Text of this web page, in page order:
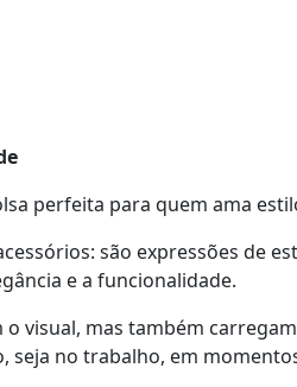
perfeita para quem ama
são expressões de
e a funcionalidade.
visual, mas também
no trabalho, em